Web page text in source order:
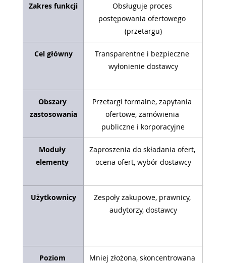
Zakres funkcji
Obsługuje proces
postępowania ofertowego
(przetargu)
Cel główny
Transparentne i bezpieczne
wyłonienie dostawcy
Obszary
zastosowania
Przetargi formalne, zapytania
ofertowe, zamówienia
publiczne i korporacyjne
Moduły
elementy
Zaproszenia do składania ofert,
ocena ofert, wybór dostawcy
Użytkownicy
Zespoły zakupowe, prawnicy,
audytorzy, dostawcy
Poziom
Mniej złożona, skoncentrowana